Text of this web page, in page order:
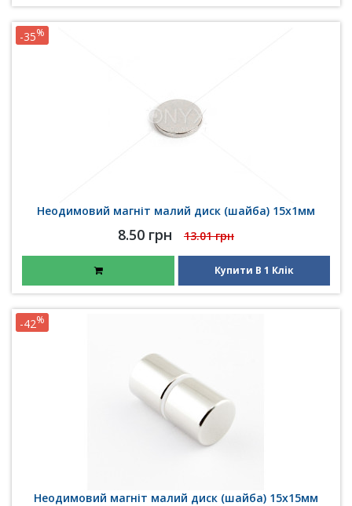
Неодимовий магніт малий диск (шайба) 15х1мм
8.50 грн 13.01 грн
-35%
Купити В 1 Клік
Неодимовий магніт малий диск (шайба) 15х15мм
-42%